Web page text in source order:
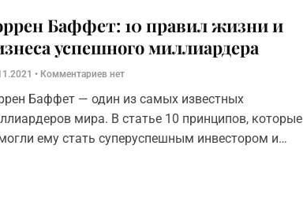
Баффет: 10 правил жизни и
успешного миллиардера
Комментариев нет
Баффет — один из самых известных
мира. В статье 10 принципов, которые
ему стать суперуспешным инвестором и